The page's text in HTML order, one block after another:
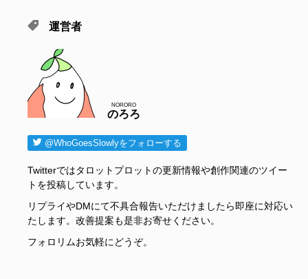
運営者
のろろ
NORORO
@WhoGoesSlowlyをフォローする
Twitterではタロットプロットの更新情報や創作関連のツイー
トを投稿しています。
リプライやDMにて不具合報告いただけましたら即座に対応い
たします。改善提案も是非お寄せください。
フォロリムお気軽にどうぞ。